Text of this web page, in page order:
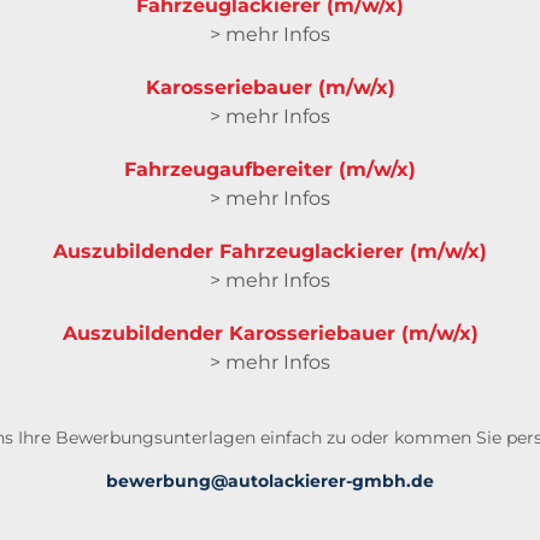
Fahrzeuglackierer (m/w/x)
> mehr Infos
Karosseriebauer (m/w/x)
> mehr Infos
Fahrzeugaufbereiter (m/w/x)
> mehr Infos
Auszubildender Fahrzeuglackierer (m/w/x)
> mehr Infos
Auszubildender Karosseriebauer (m/w/x)
> mehr Infos
Ihre Bewerbungsunterlagen einfach zu oder kommen Sie
bewerbung@autolackierer-gmbh.de